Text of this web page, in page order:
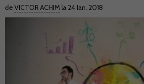
deVICTOR ACHIM la 24 Ian. 2018